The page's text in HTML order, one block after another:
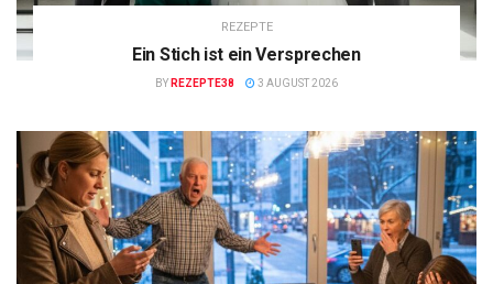
REZEPTE
Ein Stich ist ein Versprechen
BY REZEPTE38 3 AUGUST 2026